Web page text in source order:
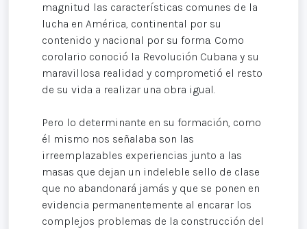
magnitud las características comunes de la
lucha en América, continental por su
contenido y nacional por su forma. Como
corolario conoció la Revolución Cubana y su
maravillosa realidad y comprometió el resto
de su vida a realizar una obra igual.
Pero lo determinante en su formación, como
él mismo nos señalaba son las
irreemplazables experiencias junto a las
masas que dejan un indeleble sello de clase
que no abandonará jamás y que se ponen en
evidencia permanentemente al encarar los
complejos problemas de la construcción del